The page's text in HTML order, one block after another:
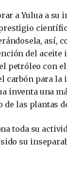
a Yulua a su
así,
del
petróleo con
carbón para
inventa una
las plantas
toda su
su